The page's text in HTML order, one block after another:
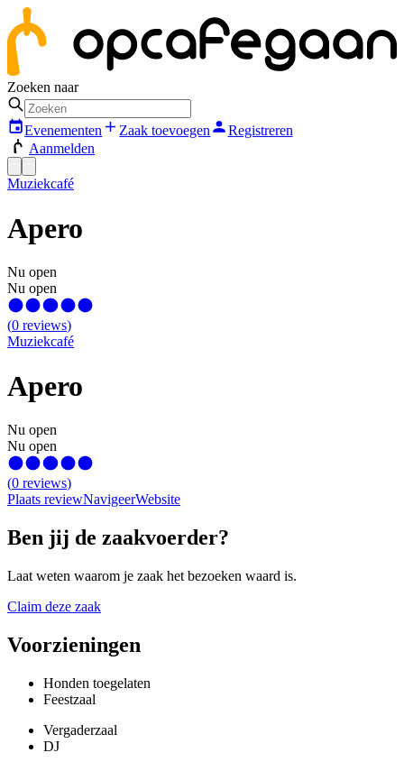
Zoeken naar
Evenementen Zaak toevoegen
Registreren
Aanmelden
Muziekcafé
Apero
Nu open
Nu open
(0 reviews)
Muziekcafé
Apero
Nu open
Nu open
(0 reviews)
Plaats reviewNavigeerWebsite
Ben jij de zaakvoerder?
Laat weten waarom je zaak het bezoeken waard is.
Claim deze zaak
Voorzieningen
Honden toegelaten
Feestzaal
Vergaderzaal
DJ